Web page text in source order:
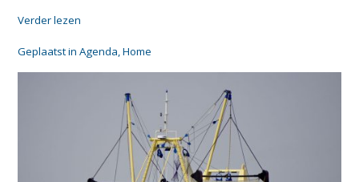
Verder lezen
Event:
Digitalisation,
Ecosystem"
Geplaatst inAgenda,Home